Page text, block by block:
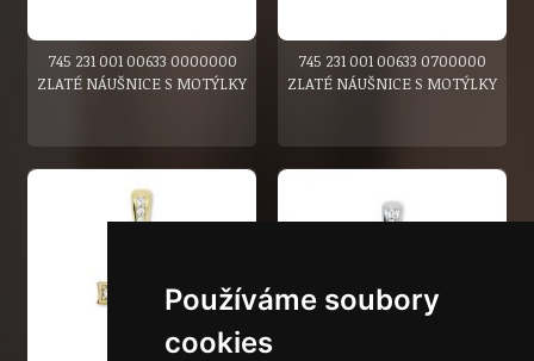
Používáme soubory
cookies
745 231 001 00633 0000000
ZLATÉ NÁUŠNICE S MOTÝLKY
745 231 001 00633 0700000
ZLATÉ NÁUŠNICE S MOTÝLKY